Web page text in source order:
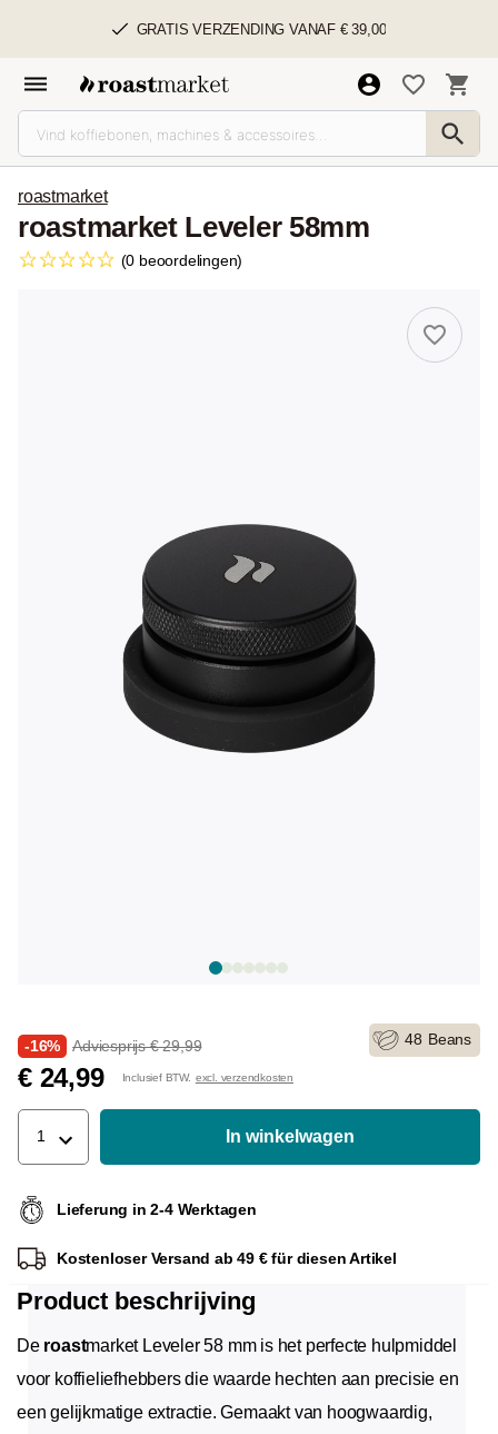
GRATIS VERZENDING VANAF € 39,00
roastmarket
roastmarket Leveler 58mm
(0 beoordelingen)
-16% Adviesprijs € 29,99
€ 24,99 Inclusief BTW. excl. verzendkosten
48 Beans
1 In winkelwagen
Lieferung in 2-4 Werktagen
Kostenloser Versand ab 49 € für diesen Artikel
Product beschrijving
De roastmarket Leveler 58 mm is het perfecte hulpmiddel
voor koffieliefhebbers die waarde hechten aan precisie en
een gelijkmatige extractie. Gemaakt van hoogwaardig,